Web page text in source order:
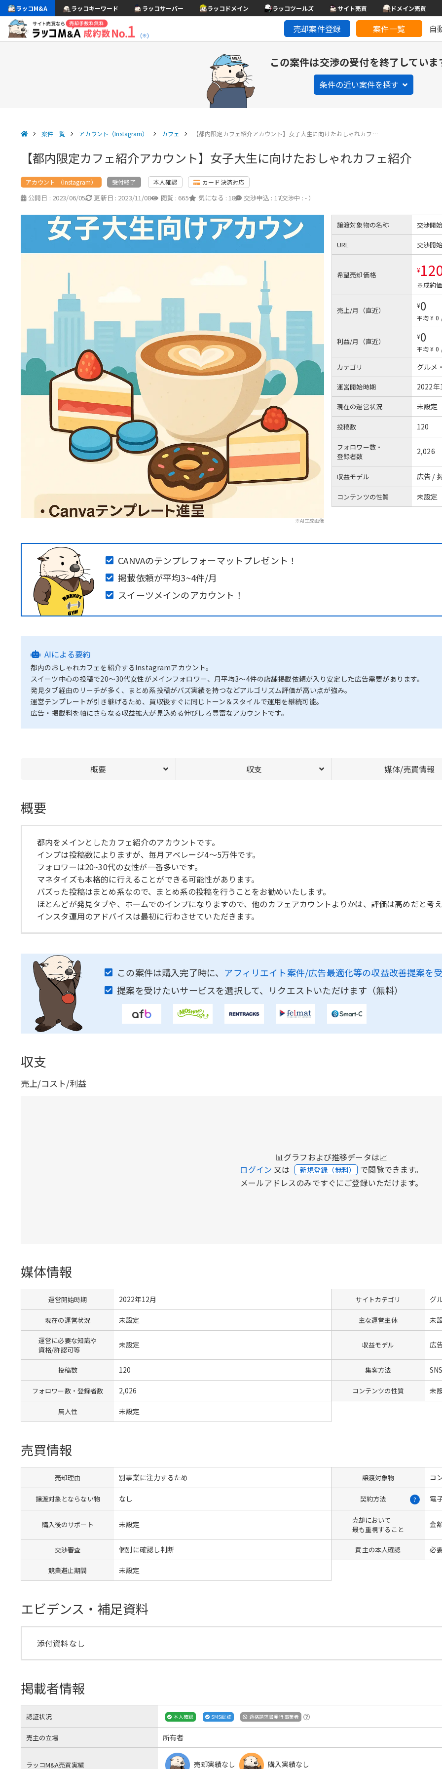
ラッコM&A ラッコキーワード ラッコサーバー ラッコドメイン ラッコツールズ サイト売買 ドメイン売買
(※)
売却案件登録 案件一覧 自
この案件は交渉の受付を終了していま
条件の近い案件を探す
案件一覧 アカウント（Instagram） カフェ 【都内限定カフェ紹介アカウント】女子大生に向けたおしゃれカフ…
【都内限定カフェ紹介アカウント】女子大生に向けたおしゃれカフェ紹介
アカウント （Instagram） 受付終了 本人確認 カード決済対応
公開日 : 2023/06/05 更新日 : 2023/11/08 閲覧 : 665 気になる : 18 交渉申込 : 17
（交渉中 : - ）
※AI生成画像
譲渡対象物の名称 交渉開
URL 交渉開
希望売却価格 ¥
※成約
売上/月（直近）
¥0
平均 ¥ 0
利益/月（直近）
¥0
平均 ¥ 0
カテゴリ グルメ
運営開始時期 2022年
現在の運営状況 未設定
投稿数 120
フォロワー数・
登録者数
2,026
収益モデル 広告 /
コンテンツの性質 未設定
CANVAのテンプレフォーマットプレゼント！
掲載依頼が平均3~4件/月
スイーツメインのアカウント！
AIによる要約
都内のおしゃれカフェを紹介するInstagramアカウント。
スイーツ中心の投稿で20～30代女性がメインフォロワー、月平均3〜4件の店舗掲載依頼が入り安定した広告需要があります。
発見タブ経由のリーチが多く、まとめ系投稿がバズ実績を持つなどアルゴリズム評価が高い点が強み。
運営テンプレートが引き継げるため、買収後すぐに同じトーン＆スタイルで運用を継続可能。
広告・掲載料を軸にさらなる収益拡大が見込める伸びしろ豊富なアカウントです。
概要 収支 媒体/売買情報
概要
都内をメインとしたカフェ紹介のアカウントです。
インプは投稿数によりますが、毎月アベレージ4～5万件です。
フォロワーは20~30代の女性が一番多いです。
マネタイズも本格的に行えることができる可能性があります。
バズった投稿はまとめ系なので、まとめ系の投稿を行うことをお勧めいたします。
ほとんどが発見タブや、ホームでのインプになりますので、他のカフェアカウントよりかは、評価は高めだと考
インスタ運用のアドバイスは最初に行わさせていただきます。
この案件は購入完了時に、 アフィリエイト案件/広告最適化等の収益改善提案を
提案を受けたいサービスを選択して、リクエストいただけます（無料）
収支
売上/コスト/利益
📊グラフおよび推移データは📈
ログイン 又は 新規登録（無料） で閲覧できます。
メールアドレスのみですぐにご登録いただけます。
媒体情報
運営開始時期 2022年12月 サイトカテゴリ グ
現在の運営状況 未設定 主な運営主体 未
運営に必要な知識や
資格/許認可等
未設定 収益モデル 広
投稿数 120 集客方法 SNS
フォロワー数・登録者数 2,026 コンテンツの性質 未
属人性 未設定
売買情報
売却理由 別事業に注力するため 譲渡対象物 コ
譲渡対象とならない物 なし 契約方法 ? 電
購入後のサポート 未設定
売却において
最も重視すること
金
交渉審査 個別に確認し判断 買主の本人確認 必
競業避止期間 未設定
エビデンス・補足資料
添付資料なし
掲載者情報
認証状況 本人確認 SMS認証 適格請求書発行事業者
売主の立場 所有者
ラッコM&A売買実績 売却実績なし 購入実績なし